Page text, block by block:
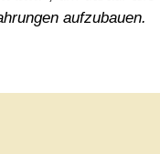
aufzubauen.